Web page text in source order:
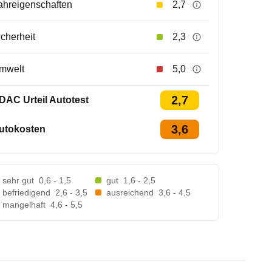
2,7
2,3
5,0
Urteil Autotest 2,7
3,6
sehr gut 0,6 - 1,5 gut 1,6 - 2,5
befriedigend
2,6 - 3,5 ausreichend 3,6 - 4,5
mangelhaft 4,6 - 5,5